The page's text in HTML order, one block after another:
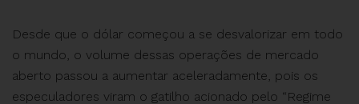
Desde que o dólar começou a se desvalorizar em todo
o mundo, o volume dessas operações de mercado
aberto passou a aumentar aceleradamente, pois os
especuladores viram o gatilho acionado pelo “Regime